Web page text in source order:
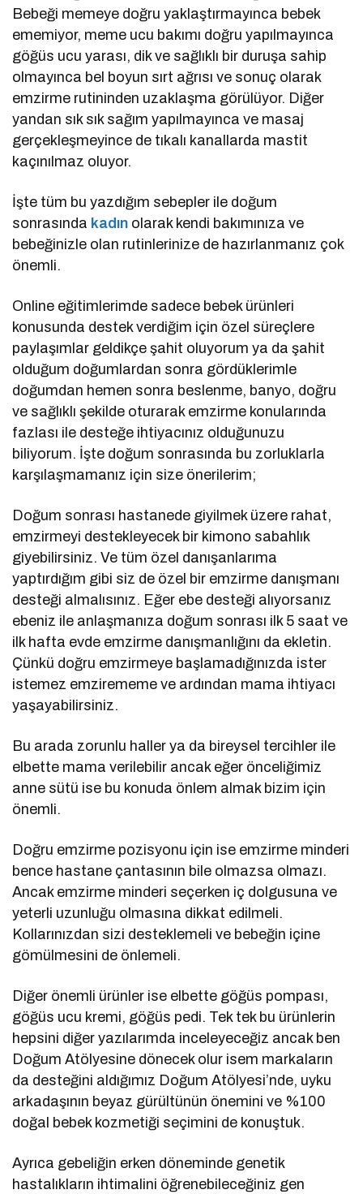
Bebeği memeye doğru yaklaştırmayınca bebek
ememiyor, meme ucu bakımı doğru yapılmayınca
göğüs ucu yarası, dik ve sağlıklı bir duruşa sahip
olmayınca bel boyun sırt ağrısı ve sonuç olarak
emzirme rutininden uzaklaşma görülüyor. Diğer
yandan sık sık sağım yapılmayınca ve masaj
gerçekleşmeyince de tıkalı kanallarda mastit
kaçınılmaz oluyor.
İşte tüm bu yazdığım sebepler ile doğum
sonrasında kadın olarak kendi bakımınıza ve
bebeğinizle olan rutinlerinize de hazırlanmanız çok
önemli.
Online eğitimlerimde sadece bebek ürünleri
konusunda destek verdiğim için özel süreçlere
paylaşımlar geldikçe şahit oluyorum ya da şahit
olduğum doğumlardan sonra gördüklerimle
doğumdan hemen sonra beslenme, banyo, doğru
ve sağlıklı şekilde oturarak emzirme konularında
fazlası ile desteğe ihtiyacınız olduğunuzu
biliyorum. İşte doğum sonrasında bu zorluklarla
karşılaşmamanız için size önerilerim;
Doğum sonrası hastanede giyilmek üzere rahat,
emzirmeyi destekleyecek bir kimono sabahlık
giyebilirsiniz. Ve tüm özel danışanlarıma
yaptırdığım gibi siz de özel bir emzirme danışmanı
desteği almalısınız. Eğer ebe desteği alıyorsanız
ebeniz ile anlaşmanıza doğum sonrası ilk 5 saat ve
ilk hafta evde emzirme danışmanlığını da ekletin.
Çünkü doğru emzirmeye başlamadığınızda ister
istemez emzirememe ve ardından mama ihtiyacı
yaşayabilirsiniz.
Bu arada zorunlu haller ya da bireysel tercihler ile
elbette mama verilebilir ancak eğer önceliğimiz
anne sütü ise bu konuda önlem almak bizim için
önemli.
Doğru emzirme pozisyonu için ise emzirme minderi
bence hastane çantasının bile olmazsa olmazı.
Ancak emzirme minderi seçerken iç dolgusuna ve
yeterli uzunluğu olmasına dikkat edilmeli.
Kollarınızdan sizi desteklemeli ve bebeğin içine
gömülmesini de önlemeli.
Diğer önemli ürünler ise elbette göğüs pompası,
göğüs ucu kremi, göğüs pedi. Tek tek bu ürünlerin
hepsini diğer yazılarımda inceleyeceğiz ancak ben
Doğum Atölyesine dönecek olur isem markaların
da desteğini aldığımız Doğum Atölyesi’nde, uyku
arkadaşının beyaz gürültünün önemini ve %100
doğal bebek kozmetiği seçimini de konuştuk.
Ayrıca gebeliğin erken döneminde genetik
hastalıkların ihtimalini öğrenebileceğiniz gen